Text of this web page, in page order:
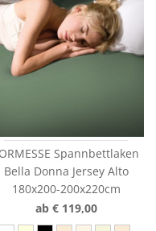
Spannbettlaken
Bella Donna Jersey Alto
180x200-200x220cm
ab € 119,00